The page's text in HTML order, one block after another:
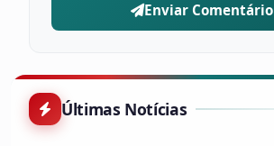
Enviar Comentário
Últimas Notícias